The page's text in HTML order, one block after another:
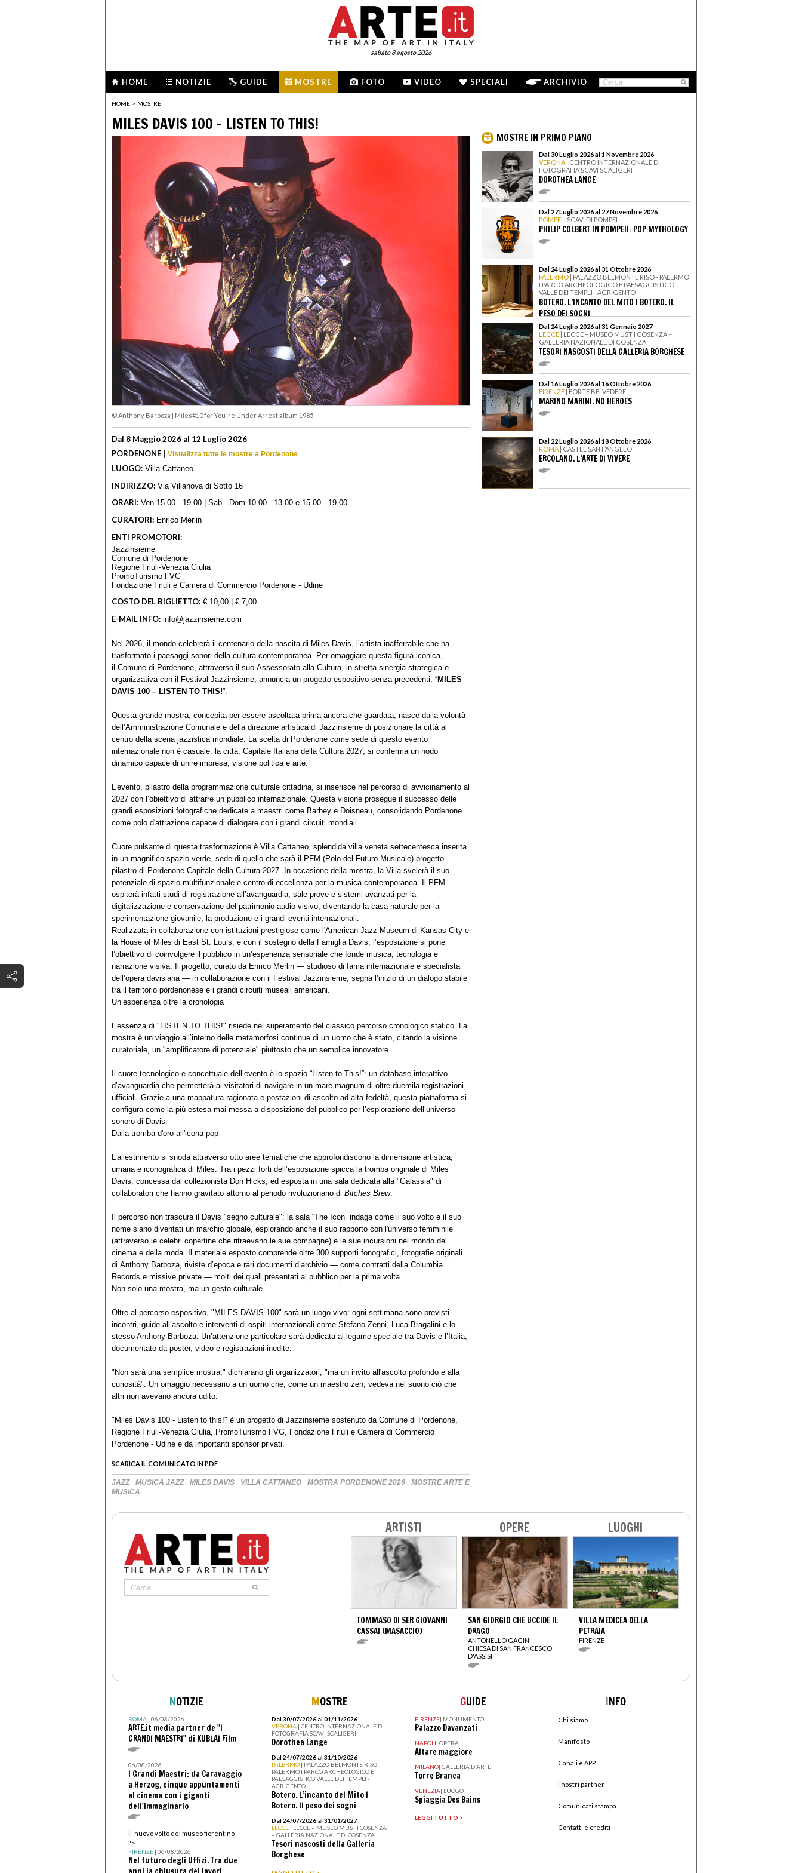
sabato 8 agosto 2026
HOME NOTIZIE GUIDE MOSTRE FOTO VIDEO SPECIALI ARCHIVIO
HOME > MOSTRE
MILES DAVIS 100 – LISTEN TO THIS!
© Anthony Barboza Miles#10 for You_re Under Arrest album 1985
Dal 8 Maggio 2026 al 12 Luglio 2026
PORDENONE | Visualizza tutte le mostre a Pordenone
LUOGO: Villa Cattaneo
INDIRIZZO: Via Villanova di Sotto 16
ORARI: Ven 15.00 - 19.00 | Sab - Dom 10.00 - 13.00 e 15.00 - 19.00
CURATORI: Enrico Merlin
ENTI PROMOTORI:
Jazzinsieme
Comune di Pordenone
Regione Friuli-Venezia Giulia
PromoTurismo FVG
Fondazione Friuli e Camera di Commercio Pordenone - Udine
COSTO DEL BIGLIETTO: € 10,00 | € 7,00
E-MAIL INFO: info@jazzinsieme.com
Nel 2026, il mondo celebrerà il centenario della nascita di Miles Davis, l’artista inafferrabile che ha
trasformato i paesaggi sonori della cultura contemporanea. Per omaggiare questa figura iconica,
il Comune di Pordenone, attraverso il suo Assessorato alla Cultura, in stretta sinergia strategica e
organizzativa con il Festival Jazzinsieme, annuncia un progetto espositivo senza precedenti: “MILES
DAVIS 100 – LISTEN TO THIS!”.
Questa grande mostra, concepita per essere ascoltata prima ancora che guardata, nasce dalla volontà
dell’Amministrazione Comunale e della direzione artistica di Jazzinsieme di posizionare la città al
centro della scena jazzistica mondiale. La scelta di Pordenone come sede di questo evento
internazionale non è casuale: la città, Capitale Italiana della Cultura 2027, si conferma un nodo
dinamico capace di unire impresa, visione politica e arte.
L’evento, pilastro della programmazione culturale cittadina, si inserisce nel percorso di avvicinamento al
2027 con l’obiettivo di attrarre un pubblico internazionale. Questa visione prosegue il successo delle
grandi esposizioni fotografiche dedicate a maestri come Barbey e Doisneau, consolidando Pordenone
come polo d'attrazione capace di dialogare con i grandi circuiti mondiali.
Cuore pulsante di questa trasformazione è Villa Cattaneo, splendida villa veneta settecentesca inserita
in un magnifico spazio verde, sede di quello che sarà il PFM (Polo del Futuro Musicale) progetto-
pilastro di Pordenone Capitale della Cultura 2027. In occasione della mostra, la Villa svelerà il suo
potenziale di spazio multifunzionale e centro di eccellenza per la musica contemporanea. Il PFM
ospiterà infatti studi di registrazione all’avanguardia, sale prove e sistemi avanzati per la
digitalizzazione e conservazione del patrimonio audio-visivo, diventando la casa naturale per la
sperimentazione giovanile, la produzione e i grandi eventi internazionali.
Realizzata in collaborazione con istituzioni prestigiose come l'American Jazz Museum di Kansas City e
la House of Miles di East St. Louis, e con il sostegno della Famiglia Davis, l’esposizione si pone
l’obiettivo di coinvolgere il pubblico in un’esperienza sensoriale che fonde musica, tecnologia e
narrazione visiva. Il progetto, curato da Enrico Merlin — studioso di fama internazionale e specialista
dell’opera davisiana — in collaborazione con il Festival Jazzinsieme, segna l’inizio di un dialogo stabile
tra il territorio pordenonese e i grandi circuiti museali americani.
Un’esperienza oltre la cronologia
L’essenza di "LISTEN TO THIS!" risiede nel superamento del classico percorso cronologico statico. La
mostra è un viaggio all’interno delle metamorfosi continue di un uomo che è stato, citando la visione
curatoriale, un "amplificatore di potenziale" piuttosto che un semplice innovatore.
Il cuore tecnologico e concettuale dell’evento è lo spazio “Listen to This!”: un database interattivo
d’avanguardia che permetterà ai visitatori di navigare in un mare magnum di oltre duemila registrazioni
ufficiali. Grazie a una mappatura ragionata e postazioni di ascolto ad alta fedeltà, questa piattaforma si
configura come la più estesa mai messa a disposizione del pubblico per l’esplorazione dell’universo
sonoro di Davis.
Dalla tromba d'oro all'icona pop
L’allestimento si snoda attraverso otto aree tematiche che approfondiscono la dimensione artistica,
umana e iconografica di Miles. Tra i pezzi forti dell’esposizione spicca la tromba originale di Miles
Davis, concessa dal collezionista Don Hicks, ed esposta in una sala dedicata alla "Galassia" di
collaboratori che hanno gravitato attorno al periodo rivoluzionario di Bitches Brew.
Il percorso non trascura il Davis "segno culturale": la sala “The Icon” indaga come il suo volto e il suo
nome siano diventati un marchio globale, esplorando anche il suo rapporto con l'universo femminile
(attraverso le celebri copertine che ritraevano le sue compagne) e le sue incursioni nel mondo del
cinema e della moda. Il materiale esposto comprende oltre 300 supporti fonografici, fotografie originali
di Anthony Barboza, riviste d’epoca e rari documenti d’archivio — come contratti della Columbia
Records e missive private — molti dei quali presentati al pubblico per la prima volta.
Non solo una mostra, ma un gesto culturale
Oltre al percorso espositivo, "MILES DAVIS 100" sarà un luogo vivo: ogni settimana sono previsti
incontri, guide all’ascolto e interventi di ospiti internazionali come Stefano Zenni, Luca Bragalini e lo
stesso Anthony Barboza. Un’attenzione particolare sarà dedicata al legame speciale tra Davis e l’Italia,
documentato da poster, video e registrazioni inedite.
"Non sarà una semplice mostra," dichiarano gli organizzatori, "ma un invito all'ascolto profondo e alla
curiosità". Un omaggio necessario a un uomo che, come un maestro zen, vedeva nel suono ciò che
altri non avevano ancora udito.
"Miles Davis 100 - Listen to this!" è un progetto di Jazzinsieme sostenuto da Comune di Pordenone,
Regione Friuli-Venezia Giulia, PromoTurismo FVG, Fondazione Friuli e Camera di Commercio
Pordenone - Udine e da importanti sponsor privati.
SCARICA IL COMUNICATO IN PDF
JAZZ · MUSICA JAZZ · MILES DAVIS · VILLA CATTANEO · MOSTRA PORDENONE 2026 · MOSTRE ARTE E
MUSICA
MOSTRE IN PRIMO PIANO
Dal 30 Luglio 2026 al 1 Novembre 2026
VERONA | CENTRO INTERNAZIONALE DI
FOTOGRAFIA SCAVI SCALIGERI
DOROTHEA LANGE
Dal 27 Luglio 2026 al 27 Novembre 2026
POMPEI | SCAVI DI POMPEI
PHILIP COLBERT IN POMPEII: POP MYTHOLOGY
Dal 24 Luglio 2026 al 31 Ottobre 2026
PALERMO | PALAZZO BELMONTE RISO - PALERMO
I PARCO ARCHEOLOGICO E PAESAGGISTICO
VALLE DEI TEMPLI - AGRIGENTO
BOTERO. L’INCANTO DEL MITO I BOTERO. IL
PESO DEI SOGNI
Dal 24 Luglio 2026 al 31 Gennaio 2027
LECCE | LECCE – MUSEO MUST I COSENZA –
GALLERIA NAZIONALE DI COSENZA
TESORI NASCOSTI DELLA GALLERIA BORGHESE
Dal 16 Luglio 2026 al 16 Ottobre 2026
FIRENZE | FORTE BELVEDERE
MARINO MARINI. NO HEROES
Dal 22 Luglio 2026 al 18 Ottobre 2026
ROMA | CASTEL SANT’ANGELO
ERCOLANO. L’ARTE DI VIVERE
ARTISTI
TOMMASO DI SER GIOVANNI
CASSAI (MASACCIO)
OPERE
SAN GIORGIO CHE UCCIDE IL
DRAGO
ANTONELLO GAGINI
CHIESA DI SAN FRANCESCO
D'ASSISI
LUOGHI
VILLA MEDICEA DELLA
PETRAIA
FIRENZE
NOTIZIE
ROMA| 06/08/2026
ARTE.it media partner de "I
GRANDI MAESTRI" di KUBLAI Film
06/08/2026
I Grandi Maestri: da Caravaggio
a Herzog, cinque appuntamenti
al cinema con i giganti
dell'immaginario
Il nuovo volto del museo fiorentino
">
FIRENZE| 06/08/2026
Nel futuro degli Uffizi. Tra due
MOSTRE
Dal 30/07/2026 al 01/11/2026
VERONA | CENTRO INTERNAZIONALE DI
FOTOGRAFIA SCAVI SCALIGERI
Dorothea Lange
Dal 24/07/2026 al 31/10/2026
PALERMO | PALAZZO BELMONTE RISO -
PALERMO I PARCO ARCHEOLOGICO E
PAESAGGISTICO VALLE DEI TEMPLI -
AGRIGENTO
Botero. L’incanto del Mito I
Botero. Il peso dei sogni
Dal 24/07/2026 al 31/01/2027
LECCE | LECCE – MUSEO MUST I COSENZA
– GALLERIA NAZIONALE DI COSENZA
Tesori nascosti della Galleria
Borghese
GUIDE
FIRENZE| MONUMENTO
Palazzo Davanzati
NAPOLI| OPERA
Altare maggiore
MILANO| GALLERIA D'ARTE
Torre Branca
VENEZIA| LUOGO
Spiaggia Des Bains
LEGGI TUTTO >
INFO
Chi siamo
Manifesto
Canali e APP
I nostri partner
Comunicati stampa
Contatti e crediti